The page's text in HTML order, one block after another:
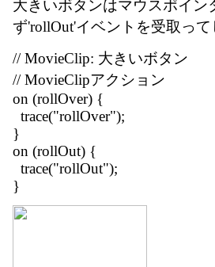
大きいボタンはマウスポイ
ず'rollOut'イベントを受取って
// MovieClip: 大きいボタン
// MovieClipアクション
on (rollOver) {
trace("rollOver");
}
on (rollOut) {
trace("rollOut");
}